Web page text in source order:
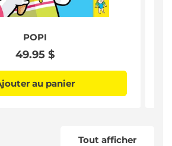
POPI
Prix
habituel
49.95 $
au panier
Tout afficher